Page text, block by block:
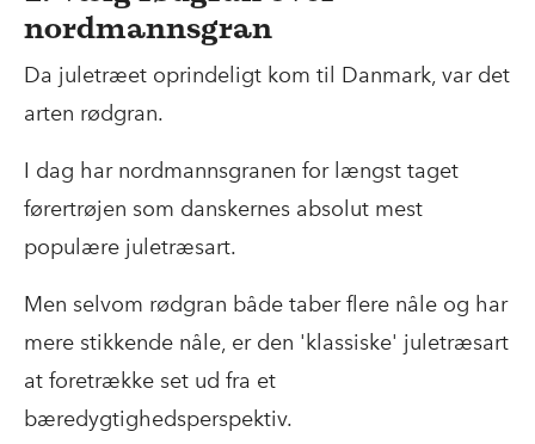
nordmannsgran
Da juletræet oprindeligt kom til Danmark, var det
arten rødgran.
I dag har nordmannsgranen for længst taget
førertrøjen som danskernes absolut mest
populære juletræsart.
Men selvom rødgran både taber flere nåle og har
mere stikkende nåle, er den 'klassiske' juletræsart
at foretrække set ud fra et
bæredygtighedsperspektiv.